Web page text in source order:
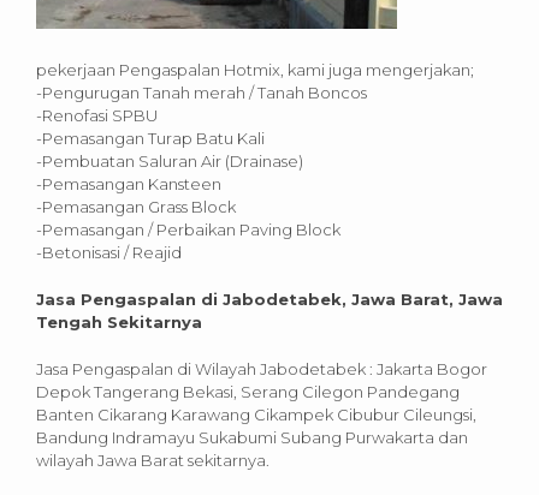
pekerjaan Pengaspalan Hotmix, kami juga mengerjakan;
-Pengurugan Tanah merah / Tanah Boncos
-Renofasi SPBU
-Pemasangan Turap Batu Kali
-Pembuatan Saluran Air (Drainase)
-Pemasangan Kansteen
-Pemasangan Grass Block
-Pemasangan / Perbaikan Paving Block
-Betonisasi / Reajid
Jasa Pengaspalan di Jabodetabek, Jawa Barat, Jawa
Tengah Sekitarnya
Jasa Pengaspalan di Wilayah Jabodetabek : Jakarta Bogor
Depok Tangerang Bekasi, Serang Cilegon Pandegang
Banten Cikarang Karawang Cikampek Cibubur Cileungsi,
Bandung Indramayu Sukabumi Subang Purwakarta dan
wilayah Jawa Barat sekitarnya.